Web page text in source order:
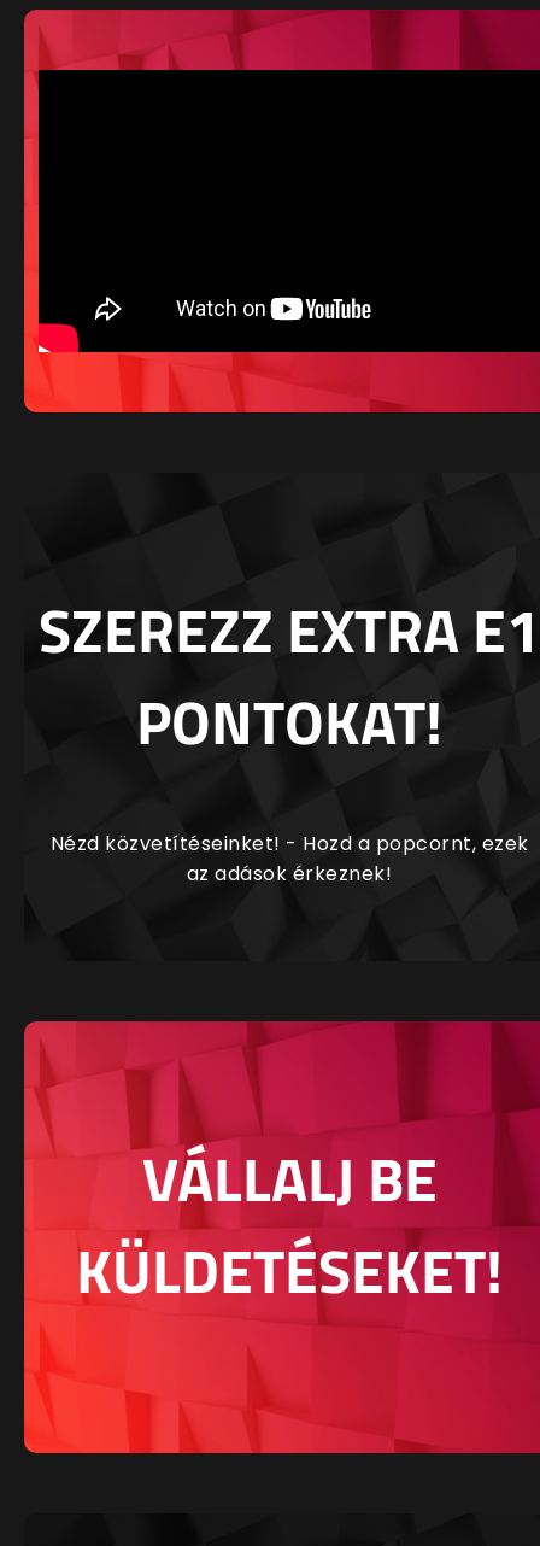
SZEREZZ EXTRA E1
PONTOKAT!
Nézd közvetítéseinket! - Hozd a popcornt, ezek
az adások érkeznek!
VÁLLALJ BE
KÜLDETÉSEKET!